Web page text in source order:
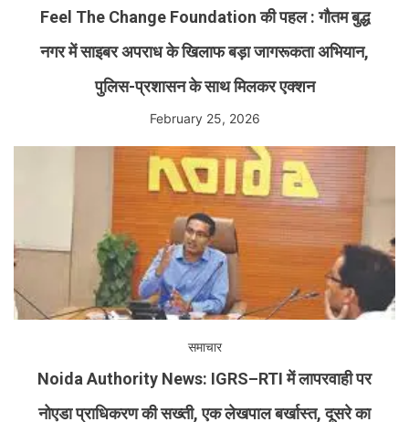
Feel The Change Foundation की पहल : गौतम बुद्ध
नगर में साइबर अपराध के खिलाफ बड़ा जागरूकता अभियान,
पुलिस-प्रशासन के साथ मिलकर एक्शन
February 25, 2026
समाचार
Noida Authority News: IGRS–RTI में लापरवाही पर
नोएडा प्राधिकरण की सख्ती, एक लेखपाल बर्खास्त, दूसरे का